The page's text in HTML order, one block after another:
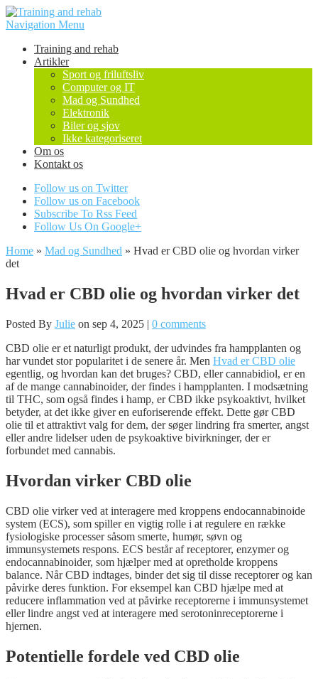
Navigation Menu
Training and rehab
Artikler
Sport og friluftsliv
Computer og IT
Mad og Sundhed
Elektronik
Biler og sjov
Ikke kategoriseret
Om os
Kontakt os
Follow us on Twitter
Follow us on Facebook
Subscribe To Rss Feed
Follow Us On Google+
Home » Mad og Sundhed » Hvad er CBD olie og hvordan virker
det
Hvad er CBD olie og hvordan virker det
Posted By Julie on sep 4, 2025 | 0 comments
CBD olie er et naturligt produkt, der udvindes fra hampplanten og
har vundet stor popularitet i de senere år. Men Hvad er CBD olie
egentlig, og hvordan kan det bruges? CBD, eller cannabidiol, er en
af de mange cannabinoider, der findes i hampplanten. I modsætning
til THC, som også findes i hamp, er CBD ikke psykoaktivt, hvilket
betyder, at det ikke giver en euforiserende effekt. Dette gør CBD
olie til et attraktivt valg for dem, der søger lindring fra smerter, angst
eller andre lidelser uden de psykoaktive bivirkninger, der er
forbundet med cannabis.
Hvordan virker CBD olie
CBD olie virker ved at interagere med kroppens endocannabinoide
system (ECS), som spiller en vigtig rolle i at regulere en række
fysiologiske processer såsom smerte, humør, søvn og
immunsystemets respons. ECS består af receptorer, enzymer og
endocannabinoider, som hjælper med at opretholde kroppens
balance. Når CBD indtages, binder det sig til disse receptorer og kan
påvirke deres funktion. For eksempel kan CBD hjælpe med at
reducere inflammation ved at påvirke receptorerne i immunsystemet
eller lindre angst ved at interagere med serotoninreceptorerne i
hjernen.
Potentielle fordele ved CBD olie